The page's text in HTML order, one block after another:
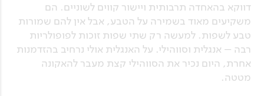
דווקא בהאחדה תרבותית ויישור קווים לשוניים. הם
משקיעים מאוד בשמירה על הטבע, אבל אין להם שמורות
טבע לשפות. למעשה רק שתי שפות זוכות לפופולריות
רבה – אנגלית וסווהילי. על האנגלית אולי נרחיב בהזדמנות
אחרת, היום נכיר את הסווהילי קצת מעבר להאקונה
מטטה.